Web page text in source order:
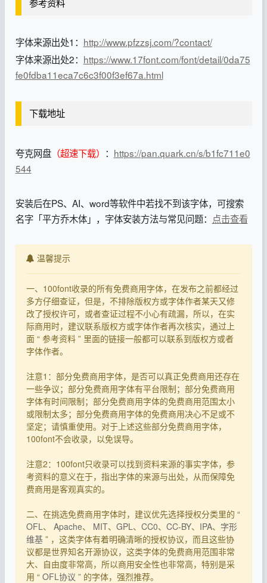
参考资料
字体来源出处1： http://www.pfzzsj.com/?contact/
字体来源出处2： https://www.17font.com/font/detail/0da75
fe0fdba11eca7c6c3f00f3ef67a.html
下载地址
夸克网盘（超速下载） ： https://pan.quark.cn/s/b1fc711e0
544
安装后在PS、AI、word等软件中若找不到该字体，可搜索
名字「平方乔木体」，字体安装方法与常见问题： 点击查看
温馨提示
一、100font收录的所有免费商用字体，在发布之前都经过
多方仔细查证，但是，不排除版权方或字体作者某天又修
改了授权许可，或者查证过程不小心有疏漏，所以，在实
际商用时，建议联系版权方或字体作者再次核实，通过上
面 “ 参考资料 ” 里面的链接一般都可以联系到版权方或者
字体作者。
注意1：部分免费商用字体，是否可以真正免费商用还存在
一些争议；部分免费商用字体有平台限制；部分免费商用
字体有时间限制；部分免费商用字体的免费商用范围太小
或限制太多；部分免费商用字体的免费商用决心不足或不
坚定；请慎重使用。对于上述这些部分免费商用字体，
100font不会收录，以免误导。
注意2：100font只收录可以找到资料来源的事实字体，参
考资料的意义在于，指出字体的来源与出处，从而保障免
费商用是客观真实的。
二、在挑选免费商用字体时，建议优先选择授权分类里的 “
OFL 、 Apache、 MIT、 GPL 、 CC0、 CC-BY、 IPA、 字形
维基 ” ，这类字体有着明确清晰的授权协议，而且这些协
议都是世界知名开源协议，这类字体的免费商用范围非常
大、自由度非常高，所以商用安全性也非常高，特别是采
用 “ OFL协议 ” 的字体，强烈推荐。